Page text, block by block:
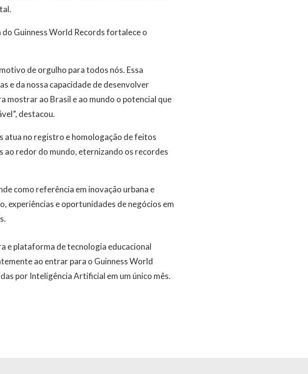
do Guinness World Records fortalece o
de orgulho para todos nós. Essa
e da nossa capacidade de desenvolver
mostrar ao Brasil e ao mundo o potencial que
destacou.
atua no registro e homologação de feitos
redor do mundo, eternizando os recordes
como referência em inovação urbana e
experiências e oportunidades de negócios em
e plataforma de tecnologia educacional
ao entrar para o Guinness World
por Inteligência Artificial em um único mês.